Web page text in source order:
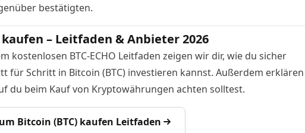
bestätigten.
– Leitfaden & Anbieter 2026
kostenlosen BTC-ECHO Leitfaden zeigen wir dir, wie du sicher
für Schritt in Bitcoin (BTC) investieren kannst. Außerdem erklären
du beim Kauf von Kryptowährungen achten solltest.
Bitcoin (BTC) kaufen Leitfaden